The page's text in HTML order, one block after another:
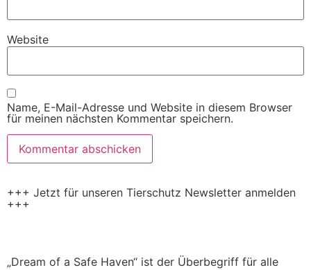
Website
Name, E-Mail-Adresse und Website in diesem Browser
für meinen nächsten Kommentar speichern.
+++ Jetzt für unseren Tierschutz Newsletter anmelden
+++
„Dream of a Safe Haven“ ist der Überbegriff für alle